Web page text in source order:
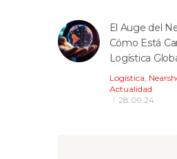
El Auge del
Cómo Está
Logística
Logística,
Actualidad
28.09.24